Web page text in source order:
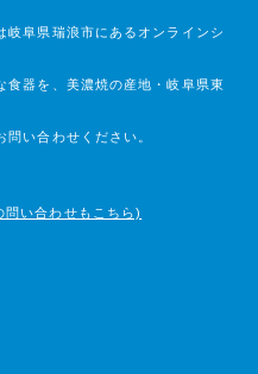
岐阜県瑞浪市にあるオンラインシ
食器を、美濃焼の産地・岐阜県東
い合わせください。
い合わせもこちら)